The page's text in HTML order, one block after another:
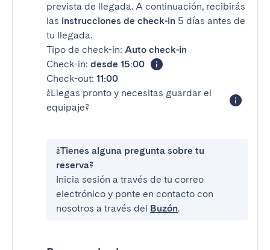
prevista de llegada. A continuación, recibirás
las instrucciones de check-in 5 días antes de
tu llegada.
Tipo de check-in: Auto check-in
Check-in: desde 15:00
Check-out: 11:00
¿Llegas pronto y necesitas guardar el
equipaje?
¿Tienes alguna pregunta sobre tu
reserva?
Inicia sesión a través de tu correo
electrónico y ponte en contacto con
nosotros a través del Buzón.